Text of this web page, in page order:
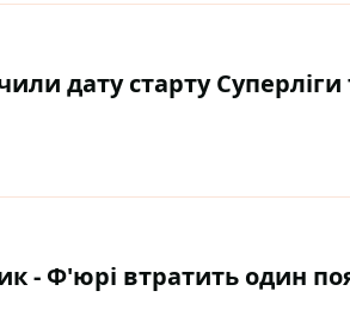
дату старту
- Ф'юрі втратить один